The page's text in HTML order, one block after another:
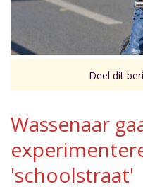
Deel dit
Wassenaar
'schoolstraat'